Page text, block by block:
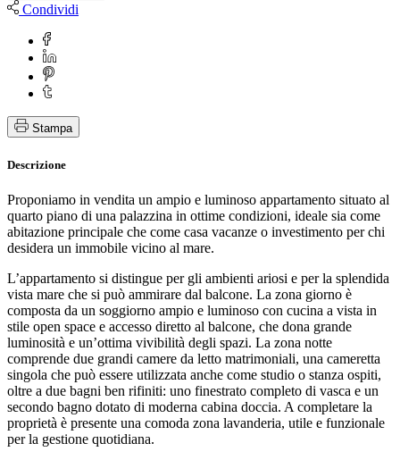
Condividi
Stampa
Descrizione
Proponiamo in vendita un ampio e luminoso appartamento situato al
quarto piano di una palazzina in ottime condizioni, ideale sia come
abitazione principale che come casa vacanze o investimento per chi
desidera un immobile vicino al mare.
L’appartamento si distingue per gli ambienti ariosi e per la splendida
vista mare che si può ammirare dal balcone. La zona giorno è
composta da un soggiorno ampio e luminoso con cucina a vista in
stile open space e accesso diretto al balcone, che dona grande
luminosità e un’ottima vivibilità degli spazi. La zona notte
comprende due grandi camere da letto matrimoniali, una cameretta
singola che può essere utilizzata anche come studio o stanza ospiti,
oltre a due bagni ben rifiniti: uno finestrato completo di vasca e un
secondo bagno dotato di moderna cabina doccia. A completare la
proprietà è presente una comoda zona lavanderia, utile e funzionale
per la gestione quotidiana.